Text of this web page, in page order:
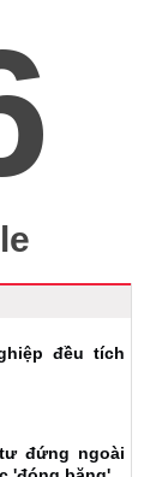
đều tích
đứng ngoài